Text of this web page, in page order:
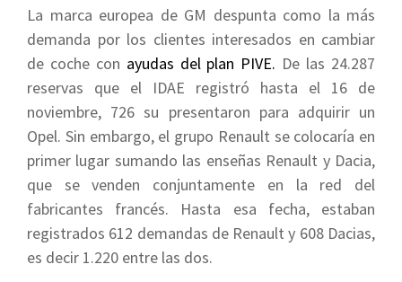
La marca europea de GM despunta como la más
demanda por los clientes interesados en cambiar
de coche con ayudas del plan PIVE. De las 24.287
reservas que el IDAE registró hasta el 16 de
noviembre, 726 su presentaron para adquirir un
Opel. Sin embargo, el grupo Renault se colocaría en
primer lugar sumando las enseñas Renault y Dacia,
que se venden conjuntamente en la red del
fabricantes francés. Hasta esa fecha, estaban
registrados 612 demandas de Renault y 608 Dacias,
es decir 1.220 entre las dos.